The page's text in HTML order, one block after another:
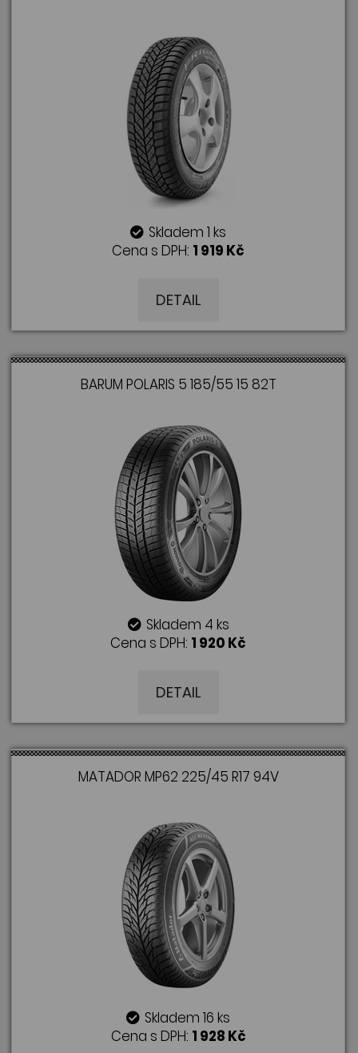
Skladem 1 ks
Cena s DPH: 1 919 Kč
DETAIL
BARUM POLARIS 5 185/55 15 82T
Skladem 4 ks
Cena s DPH: 1 920 Kč
DETAIL
MATADOR MP62 225/45 R17 94V
Skladem 16 ks
Cena s DPH: 1 928 Kč